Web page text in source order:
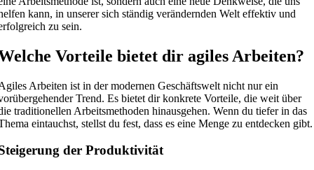
kann, in unserer sich ständig verändernden Welt effektiv und
zu sein.
Vorteile bietet dir agiles Arbeiten?
Arbeiten ist in der modernen Geschäftswelt nicht nur ein
Trend. Es bietet dir konkrete Vorteile, die weit über
traditionellen Arbeitsmethoden hinausgehen. Wenn du tiefer in das
eintauchst, stellst du fest, dass es eine Menge zu entdecken gibt.
der Produktivität